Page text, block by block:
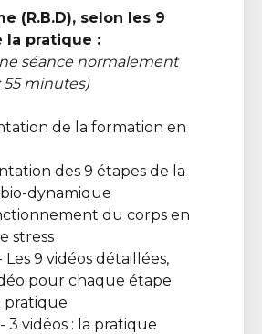
(R.B.D), selon les 9
la pratique :
séance normalement
minutes)
de la formation en
des 9 étapes de la
dynamique
du corps en
stress
Les 9 vidéos détaillées,
pour chaque étape
pratique
- 3 vidéos : la pratique